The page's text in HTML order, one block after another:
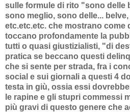
sulle formule di rito "sono delle
sono meglio, sono delle...
etc.etc.etc. che mostrano come
toccano profondamente la
tutti o quasi giustizialisti, "di
pratica se beccano questi
che si sente per strada, fra i
social e sui giornali a questi 4
testa in giù, ossia essi
le rapine e gli stupri commessi
più gravi di questo genere che